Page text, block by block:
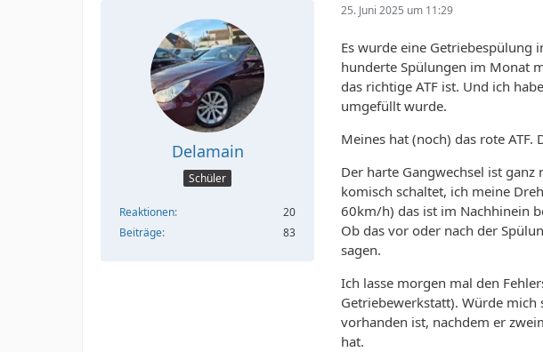
Delamain
Schüler
Reaktionen
20
Beiträge
83
25. Juni 2025 um 11:29
Es wurde eine Getriebespülung
hunderte Spülungen im Monat
das richtige ATF ist. Und ich
umgefüllt wurde.
Meines hat (noch) das rote
Der harte Gangwechsel ist ganz
komisch schaltet, ich meine
60km/h) das ist im Nachhinein
Ob das vor oder nach der
sagen.
Ich lasse morgen mal den
Getriebewerkstatt). Würde
vorhanden ist, nachdem er
hat.